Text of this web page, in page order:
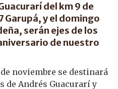
del km 9 de
Garupá, y el domingo
serán ejes de los
de nuestro
noviembre se destinará
de Andrés Guacurarí y